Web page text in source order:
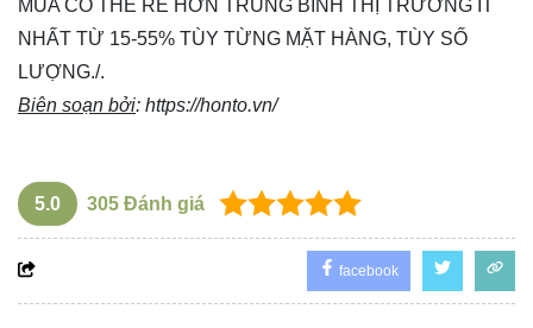
MUA CÓ THỂ RẺ HƠN TRUNG BÌNH THỊ TRƯỜNG ÍT
NHẤT TỪ 15-55% TÙY TỪNG MẶT HÀNG, TÙY SỐ
LƯỢNG./.
Biên soạn bởi: https://honto.vn/
5.0 305 Đánh giá
facebook